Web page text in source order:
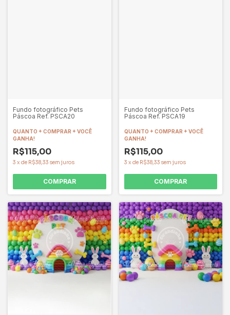
Fundo fotográfico Pets
Páscoa Ref. PSCA20
QUANTO + COMPRAR + VOCÊ
GANHA!
R$115,00
3 x de R$38,33 sem juros
COMPRAR
Fundo fotográfico Pets
Páscoa Ref. PSCA19
QUANTO + COMPRAR + VOCÊ
GANHA!
R$115,00
3 x de R$38,33 sem juros
COMPRAR